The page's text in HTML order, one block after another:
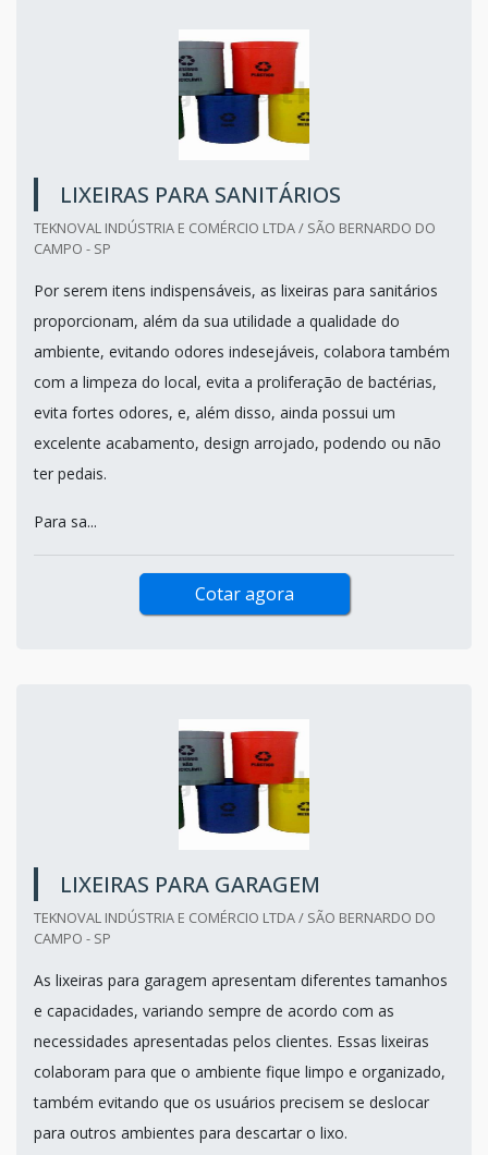
LIXEIRAS PARA SANITÁRIOS
TEKNOVAL INDÚSTRIA E COMÉRCIO LTDA / SÃO BERNARDO DO
CAMPO - SP
Por serem itens indispensáveis, as lixeiras para sanitários
proporcionam, além da sua utilidade a qualidade do
ambiente, evitando odores indesejáveis, colabora também
com a limpeza do local, evita a proliferação de bactérias,
evita fortes odores, e, além disso, ainda possui um
excelente acabamento, design arrojado, podendo ou não
ter pedais.
Para sa...
Cotar agora
LIXEIRAS PARA GARAGEM
TEKNOVAL INDÚSTRIA E COMÉRCIO LTDA / SÃO BERNARDO DO
CAMPO - SP
As lixeiras para garagem apresentam diferentes tamanhos
e capacidades, variando sempre de acordo com as
necessidades apresentadas pelos clientes. Essas lixeiras
colaboram para que o ambiente fique limpo e organizado,
também evitando que os usuários precisem se deslocar
para outros ambientes para descartar o lixo.